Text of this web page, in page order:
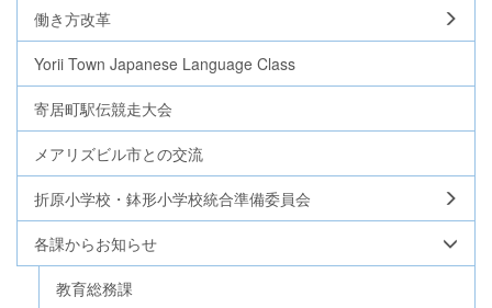
働き方改革
Yorii Town Japanese Language Class
寄居町駅伝競走大会
メアリズビル市との交流
折原小学校・鉢形小学校統合準備委員会
各課からお知らせ
教育総務課